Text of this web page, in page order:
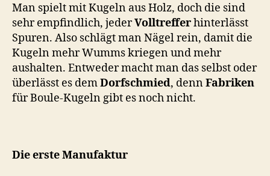
Man spielt mit Kugeln aus Holz, doch die sind
sehr empfindlich, jederVolltrefferhinterlässt
Spuren. Also schlägt man Nägel rein, damit die
Kugeln mehr Wumms kriegen und mehr
aushalten. Entweder macht man das selbst oder
überlässt es demDorfschmied, dennFabriken
für Boule-Kugeln gibt es noch nicht.
Die erste Manufaktur